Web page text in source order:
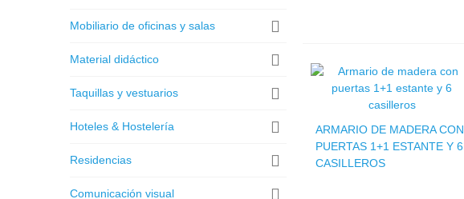
Mobiliario de oficinas y salas
Material didáctico
Taquillas y vestuarios
Hoteles & Hostelería
Residencias
Comunicación visual
ARMARIO DE MADERA CON
PUERTAS 1+1 ESTANTE Y 6
CASILLEROS